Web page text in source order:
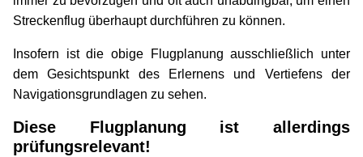
Streckenflug überhaupt durchführen zu können.
Insofern ist die obige Flugplanung ausschließlich unter
dem Gesichtspunkt des Erlernens und Vertiefens der
Navigationsgrundlagen zu sehen.
Diese Flugplanung ist allerdings
prüfungsrelevant!